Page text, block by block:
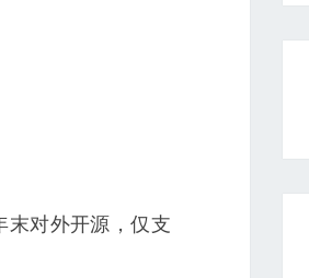
末对外开源，仅支